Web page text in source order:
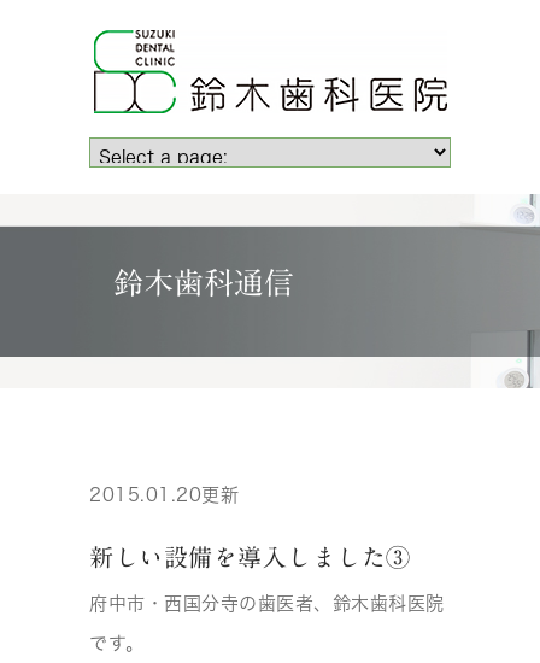
鈴木歯科通信
2015.01.20更新
新しい設備を導入しました③
府中市・西国分寺の歯医者、鈴木歯科医院
です。